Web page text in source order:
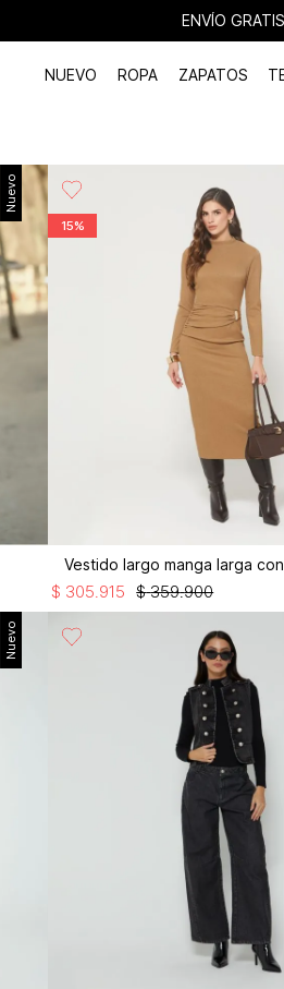
ENVÍO
NUEVO ROPA ZAPATOS
Nuevo
15%
Vestido largo manga larga
$ 359.900
$ 305.915
Nuevo